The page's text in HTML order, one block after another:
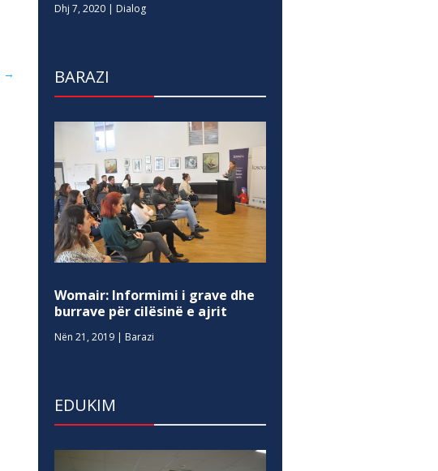
→
Dhj 7, 2020 | Dialog
BARAZI
Womair: Informimi i grave dhe
burrave për cilësinë e ajrit
Nën 21, 2019 | Barazi
EDUKIM